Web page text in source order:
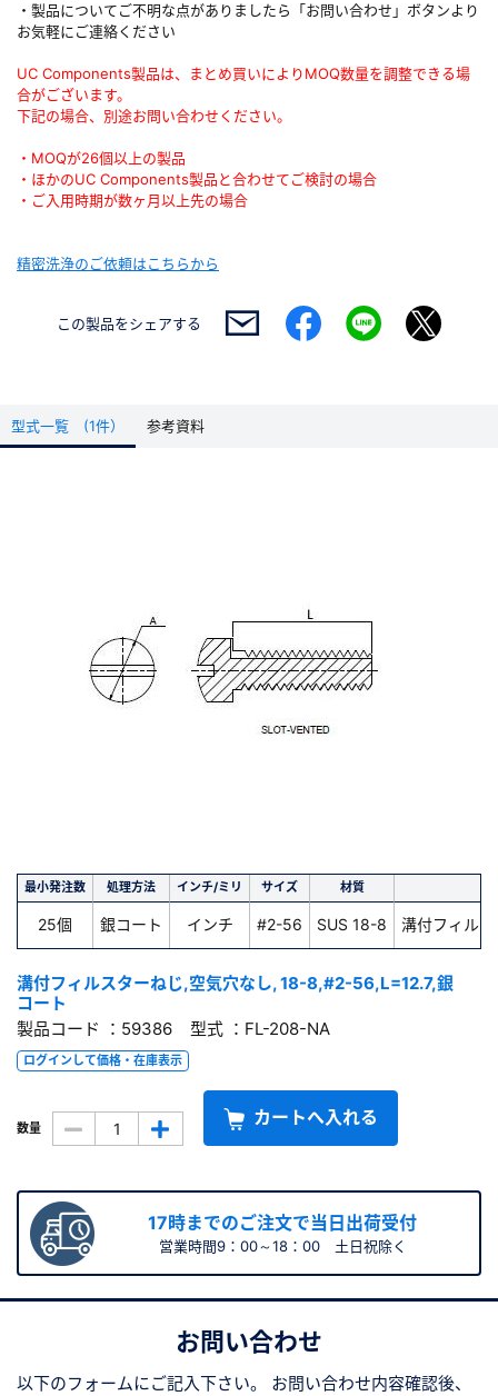
・製品についてご不明な点がありましたら「お問い合わせ」ボタンより
お気軽にご連絡ください
UC Components製品は、まとめ買いによりMOQ数量を調整できる場
合がございます。
下記の場合、別途お問い合わせください。
・MOQが26個以上の製品
・ほかのUC Components製品と合わせてご検討の場合
・ご入用時期が数ヶ月以上先の場合
精密洗浄のご依頼はこちらから
この製品をシェアする
型式一覧 (1件） 参考資料
最小発注数 処理方法 インチ/ミリ サイズ 材質
25個 銀コート インチ #2-56 SUS 18-8 溝付フィル
溝付フィルスターねじ,空気穴なし, 18-8,#2-56,L=12.7,銀
コート
製品コード ：59386 型式 ：FL-208-NA
ログインして価格・在庫表示
数量 カートへ入れる
17時までのご注文で当日出荷受付
営業時間9：00～18：00 土日祝除く
お問い合わせ
以下のフォームにご記入下さい。
お問い合わせ内容確認後、